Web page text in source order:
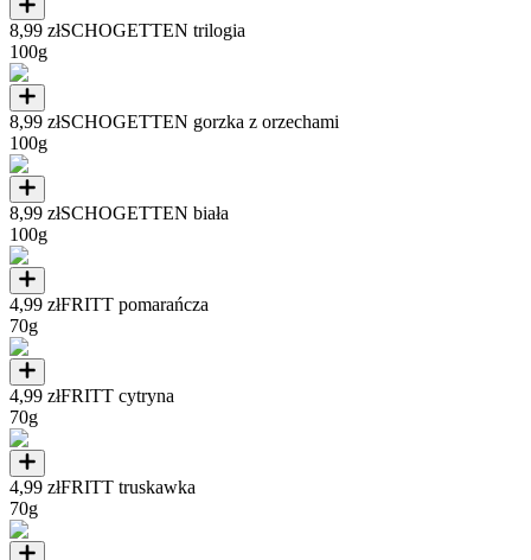
8,99 złSCHOGETTEN trilogia
100g
8,99 złSCHOGETTEN gorzka z orzechami
100g
8,99 złSCHOGETTEN biała
100g
4,99 złFRITT pomarańcza
70g
4,99 złFRITT cytryna
70g
4,99 złFRITT truskawka
70g